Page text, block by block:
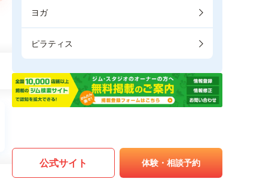
ヨガ
ピラティス
公式サイト 体験・相談予約